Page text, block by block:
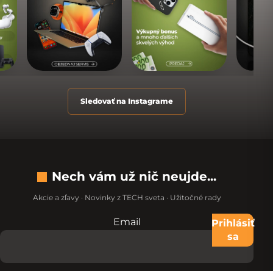
Sledovať na Instagrame
Nech vám už nič neujde...
Akcie a zľavy · Novinky z TECH sveta · Užitočné rady
Nevypĺňajte toto pole:
Email
Prihlásiť
sa